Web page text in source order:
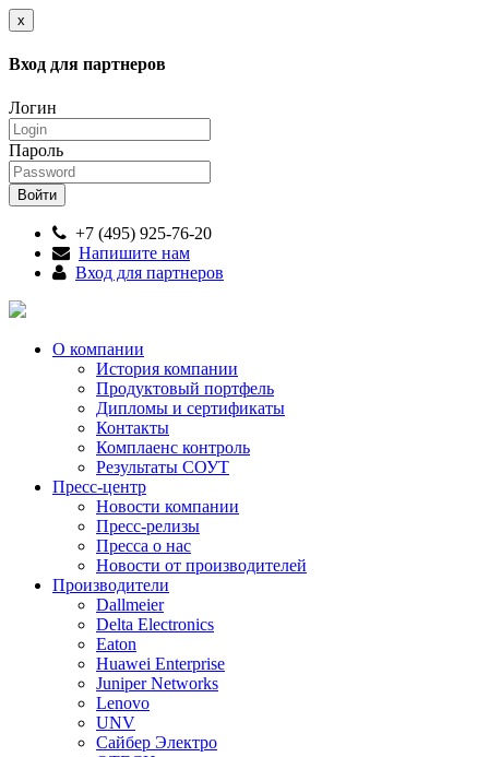
x
Вход для партнеров
Логин
Пароль
+7 (495) 925-76-20
Напишите нам
Вход для партнеров
О компании
История компании
Продуктовый портфель
Дипломы и сертификаты
Контакты
Комплаенс контроль
Результаты СОУТ
Пресс-центр
Новости компании
Пресс-релизы
Пресса о нас
Новости от производителей
Производители
Dallmeier
Delta Electronics
Eaton
Huawei Enterprise
Juniper Networks
Lenovo
UNV
Сайбер Электро